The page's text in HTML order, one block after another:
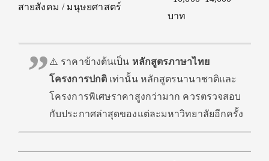
สายสังคม / มนุษยศาสตร์
บาท
⚠️ ราคาข้างต้นเป็น หลักสูตรภาษาไทย
โครงการปกติ เท่านั้น หลักสูตรนานาชาติและ
โครงการพิเศษราคาสูงกว่ามาก ควรตรวจสอบ
กับประกาศล่าสุดของแต่ละมหาวิทยาลัยอีกครั้ง